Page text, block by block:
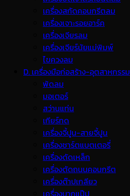
เครื่องสกัดคอนกรีตลม
เครื่องเจาะรอยอาร์ค
เครื่องเจียรลม
เครื่องเจียร์นัยแม่พิมพ์
ไขควงลม
D. เครื่องมือก่อสร้าง-อุตสาหกรรม
พ้ดลม
มอเตอร์
สว่านแท่น
เกียร์ทด
เครื่องจี้ปูน-สายจี้ปูน
เครื่องชาร์ตแบตเตอรี่
เครื่องดัดเหล็ก
เครื่องตัดถนนคอนกรีต
เครื่องต๊าปเกลียว
เครื่องบากแป๊ป